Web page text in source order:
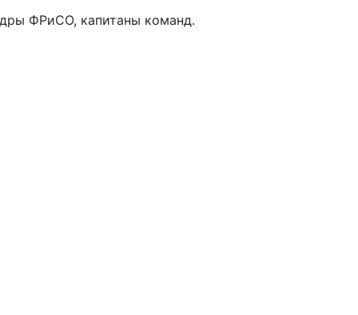
ФРиСО, капитаны команд.